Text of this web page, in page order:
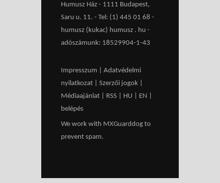
Humusz Ház - 1111 Budapest,
Saru u. 11. - Tel: (1) 445 01 68 -
humusz (kukac) humusz . hu -
adószámunk: 18529904-1-43
Impresszum
Adatvédelmi
nyilatkozat
Szerzői jogok
Médiaajánlat
RSS HU EN
belépés
We work with MXGuarddog to
prevent spam.